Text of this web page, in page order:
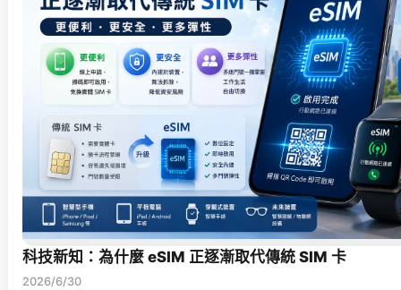
科技新知：為什麼 eSIM 正逐漸取代傳統 SIM 卡
2026/6/30